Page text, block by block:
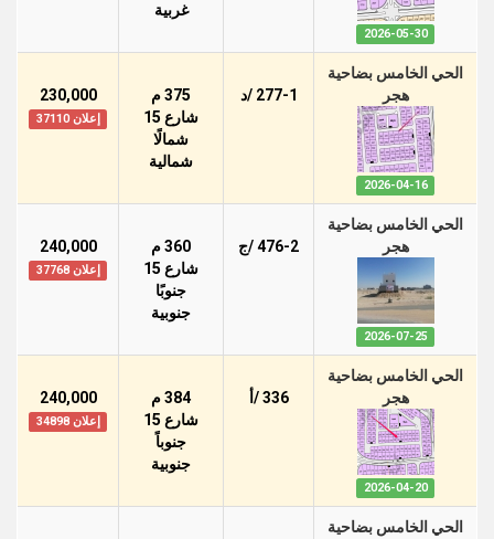
2026-05-30
غربية
الحي الخامس بضاحية
هجر
2026-04-16
277-1 /د
375 م
شارع 15
شمالًا
شمالية
230,000
إعلان 37110
الحي الخامس بضاحية
هجر
2026-07-25
476-2 /ج
360 م
شارع 15
جنوبًا
جنوبية
240,000
إعلان 37768
الحي الخامس بضاحية
هجر
2026-04-20
336 /أ
384 م
شارع 15
جنوباً
جنوبية
240,000
إعلان 34898
الحي الخامس بضاحية